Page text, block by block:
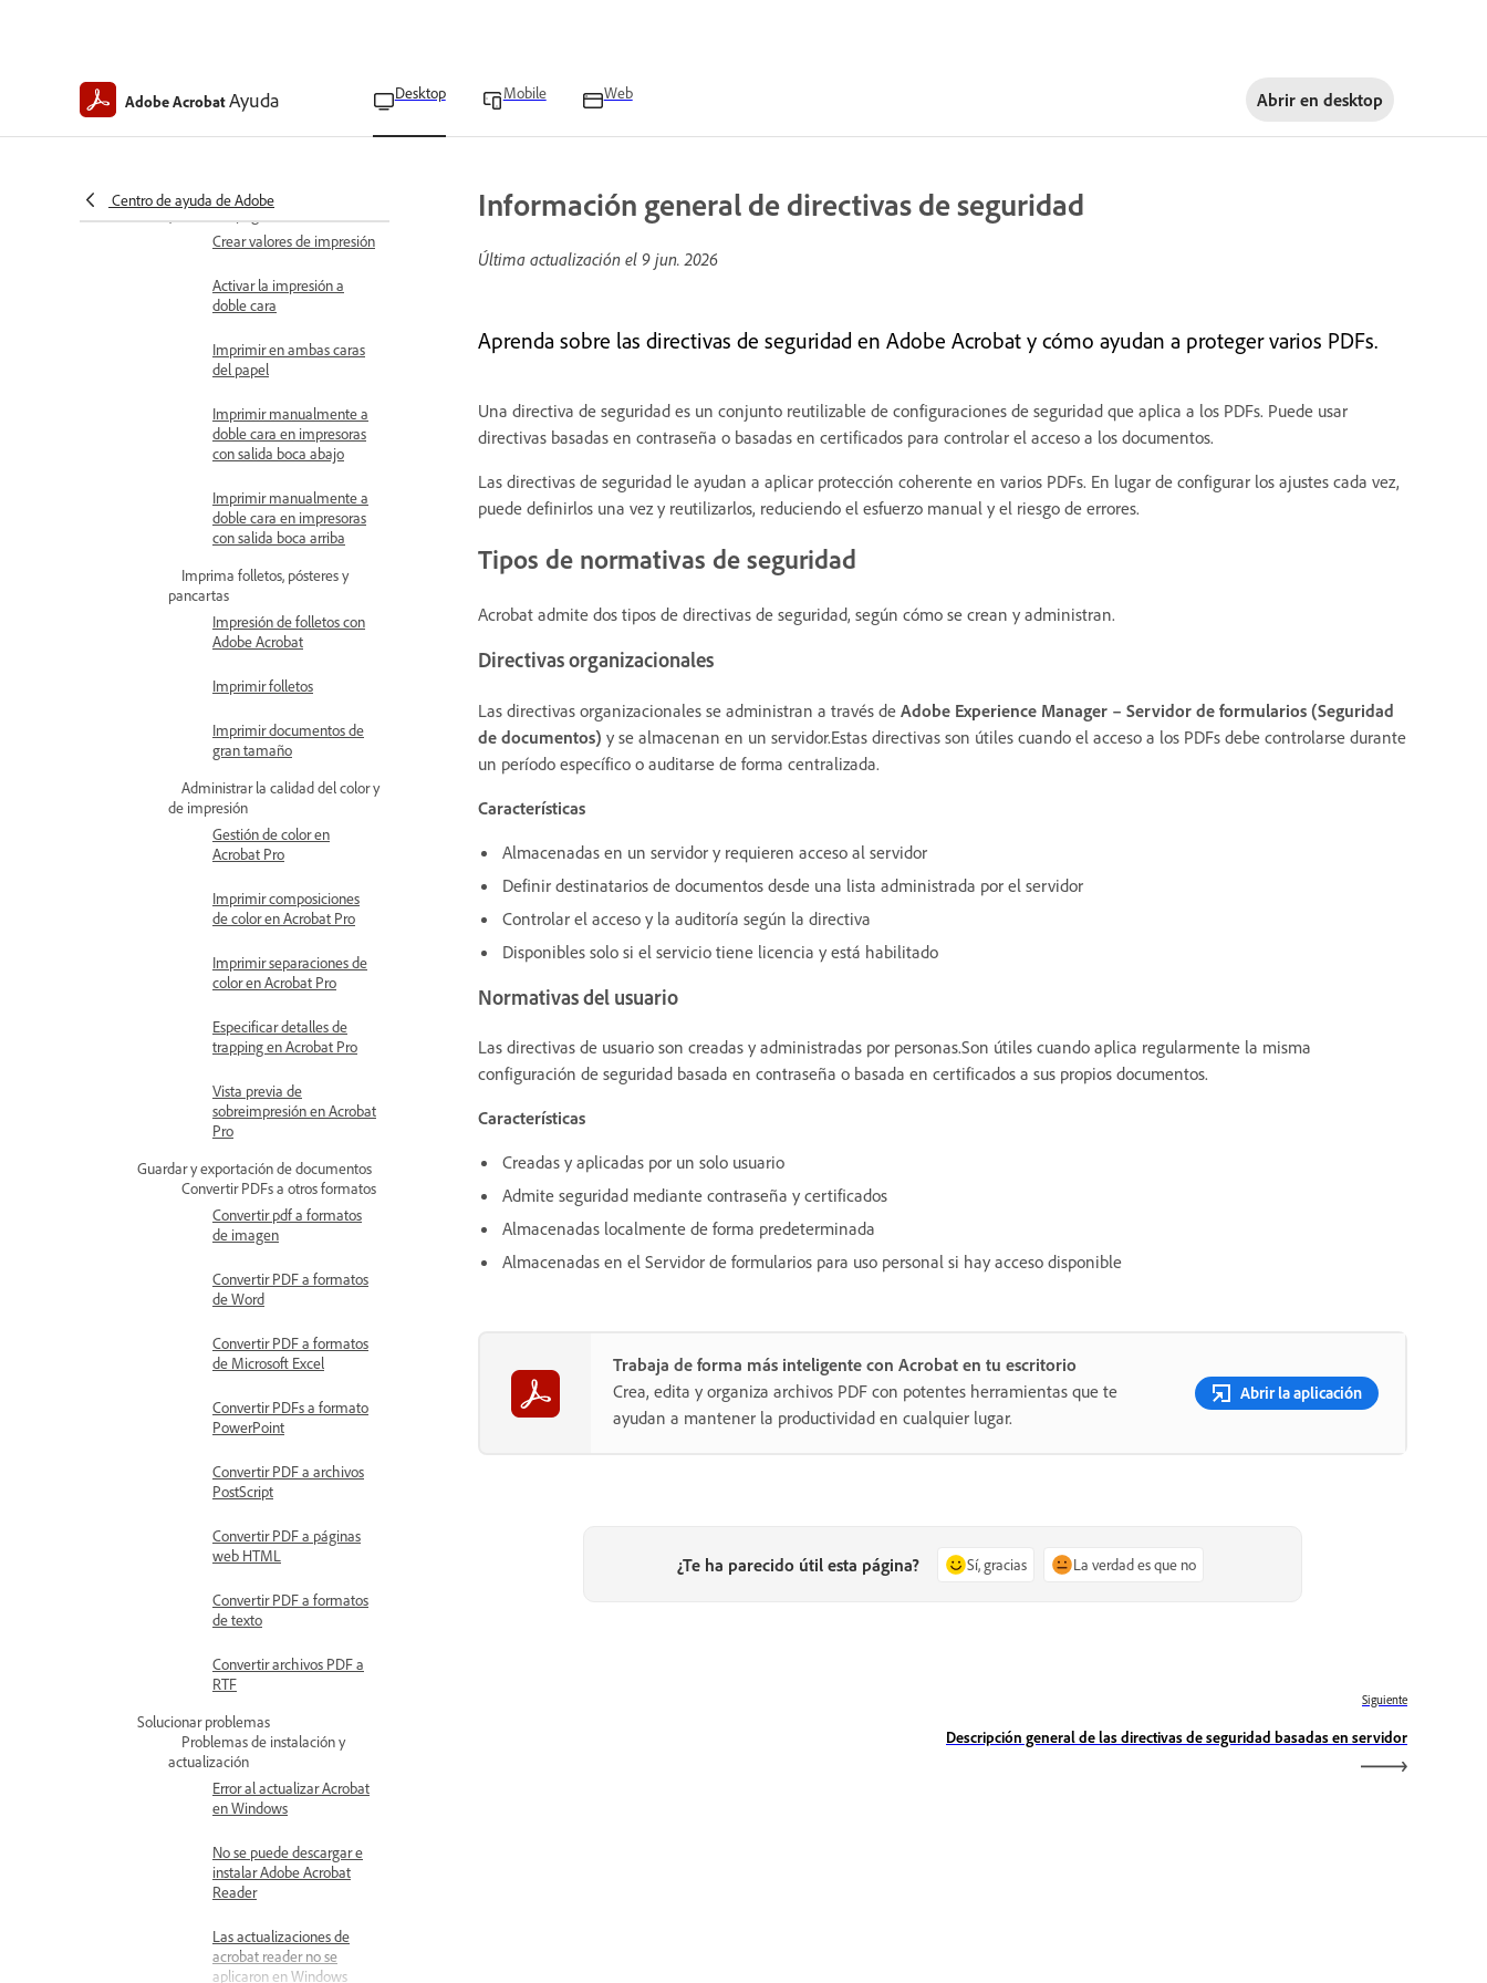
Adobe AcrobatAyuda Desktop Mobile Web Abrir en desktop
Centro de ayuda de Adobe
Activar el modo de
impresión protegida en
Imprimir documento a doble cara
y de varias páginas
Crear valores de impresión
Activar la impresión a
doble cara
Imprimir en ambas caras
del papel
Imprimir manualmente a
doble cara en impresoras
con salida boca abajo
Imprimir manualmente a
doble cara en impresoras
con salida boca arriba
Imprima folletos, pósteres y
pancartas
Impresión de folletos con
Adobe Acrobat
Imprimir folletos
Imprimir documentos de
gran tamaño
Administrar la calidad del color y
de impresión
Gestión de color en
Acrobat Pro
Imprimir composiciones
de color en Acrobat Pro
Imprimir separaciones de
color en Acrobat Pro
Especificar detalles de
trapping en Acrobat Pro
Vista previa de
sobreimpresión en Acrobat
Pro
Guardar y exportación de documentos
Convertir PDFs a otros formatos
Convertir pdf a formatos
de imagen
Convertir PDF a formatos
de Word
Convertir PDF a formatos
de Microsoft Excel
Convertir PDFs a formato
PowerPoint
Convertir PDF a archivos
PostScript
Convertir PDF a páginas
web HTML
Convertir PDF a formatos
de texto
Convertir archivos PDF a
RTF
Solucionar problemas
Problemas de instalación y
actualización
Error al actualizar Acrobat
en Windows
No se puede descargar e
instalar Adobe Acrobat
Reader
Las actualizaciones de
acrobat reader no se
aplicaron en Windows
Información general de directivas de seguridad
Última actualización el 9 jun. 2026
Aprenda sobre las directivas de seguridad en Adobe Acrobat y cómo ayudan a proteger varios PDFs.
Una directiva de seguridad es un conjunto reutilizable de configuraciones de seguridad que aplica a los PDFs. Puede usar
directivas basadas en contraseña o basadas en certificados para controlar el acceso a los documentos.
Las directivas de seguridad le ayudan a aplicar protección coherente en varios PDFs. En lugar de configurar los ajustes cada vez,
puede definirlos una vez y reutilizarlos, reduciendo el esfuerzo manual y el riesgo de errores.
Tipos de normativas de seguridad
Acrobat admite dos tipos de directivas de seguridad, según cómo se crean y administran.
Directivas organizacionales
Las directivas organizacionales se administran a través de Adobe Experience Manager – Servidor de formularios (Seguridad
de documentos) y se almacenan en un servidor.Estas directivas son útiles cuando el acceso a los PDFs debe controlarse durante
un período específico o auditarse de forma centralizada.
Características
Almacenadas en un servidor y requieren acceso al servidor
Definir destinatarios de documentos desde una lista administrada por el servidor
Controlar el acceso y la auditoría según la directiva
Disponibles solo si el servicio tiene licencia y está habilitado
Normativas del usuario
Las directivas de usuario son creadas y administradas por personas.Son útiles cuando aplica regularmente la misma
configuración de seguridad basada en contraseña o basada en certificados a sus propios documentos.
Características
Creadas y aplicadas por un solo usuario
Admite seguridad mediante contraseña y certificados
Almacenadas localmente de forma predeterminada
Almacenadas en el Servidor de formularios para uso personal si hay acceso disponible
Trabaja de forma más inteligente con Acrobat en tu escritorio
Crea, edita y organiza archivos PDF con potentes herramientas que te
ayudan a mantener la productividad en cualquier lugar.
Abrir la aplicación
¿Te ha parecido útil esta página? Sí, gracias La verdad es que no
Siguiente
Descripción general de las directivas de seguridad basadas en servidor